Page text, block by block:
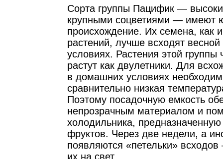
Сорта группы Пацифик —
крупными соцветиями — имеют
происхождение. Их семена, как
растений, лучше всходят
условиях. Растения этой группы
растут как двулетники. Для
в домашних условиях
сравнительно низкая
Поэтому посадочную емкость
непрозрачным материалом и
холодильника,
фруктов. Через две недели, а
появляются «петельки»
их на свет.